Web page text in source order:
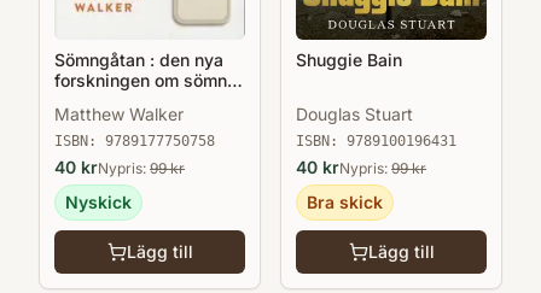
Sömngåtan : den nya
forskningen om sömn
Matthew Walker
ISBN: 9789177750758
40 krNypris: 99kr
Nyskick
Lägg till
Shuggie Bain
Douglas Stuart
ISBN: 9789100196431
40 krNypris: 99kr
Bra skick
Lägg till